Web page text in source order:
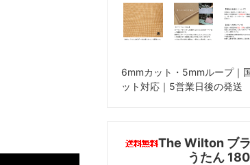
6mmカット・5mmループ｜
ット対応｜5営業日後の発送
The Wilton ブ
うたん